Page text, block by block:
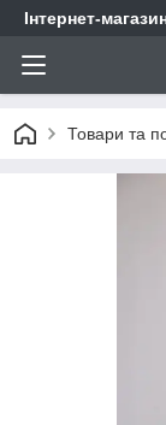
Інтернет-
Товари та